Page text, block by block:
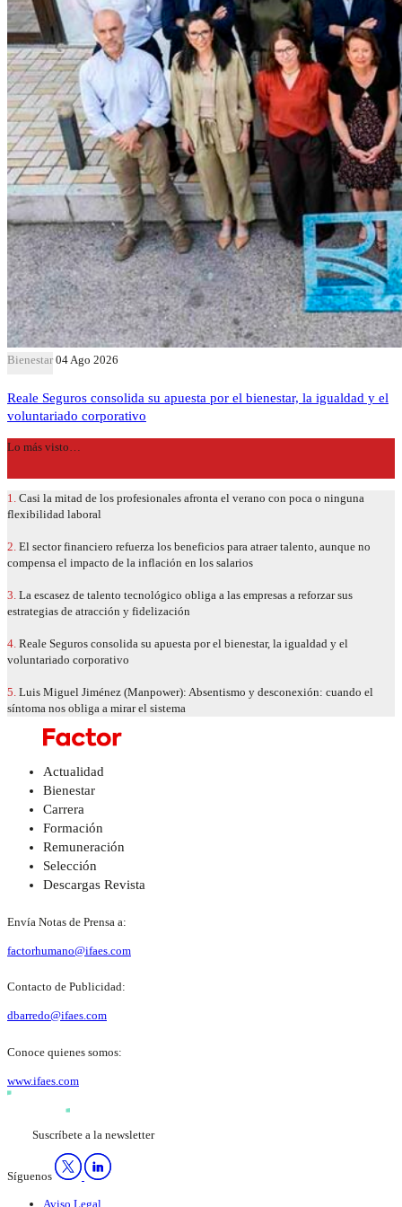
Bienestar 04 Ago 2026
Reale Seguros consolida su apuesta por el bienestar, la igualdad y el
voluntariado corporativo
Lo más visto…
1. Casi la mitad de los profesionales afronta el verano con poca o ninguna
flexibilidad laboral
2. El sector financiero refuerza los beneficios para atraer talento, aunque no
compensa el impacto de la inflación en los salarios
3. La escasez de talento tecnológico obliga a las empresas a reforzar sus
estrategias de atracción y fidelización
4. Reale Seguros consolida su apuesta por el bienestar, la igualdad y el
voluntariado corporativo
5. Luis Miguel Jiménez (Manpower): Absentismo y desconexión: cuando el
síntoma nos obliga a mirar el sistema
Actualidad
Bienestar
Carrera
Formación
Remuneración
Selección
Descargas Revista
Envía Notas de Prensa a:
factorhumano@ifaes.com
Contacto de Publicidad:
dbarredo@ifaes.com
Conoce quienes somos:
www.ifaes.com
Suscríbete a la newsletter
Síguenos
Aviso Legal